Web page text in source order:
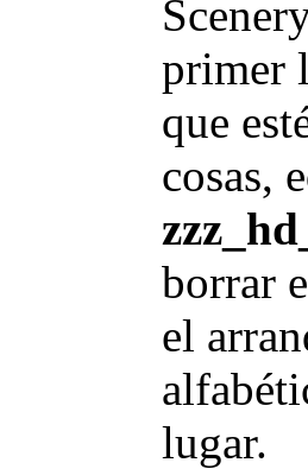
primer
que
cosas,
borrar
el
lugar.